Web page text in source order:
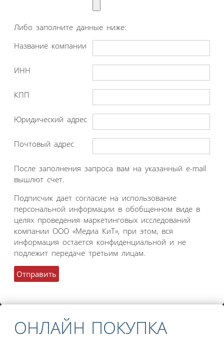
Либо заполните данные ниже:
Название компании
ИНН
КПП
Юридический адрес
Почтовый адрес
После заполнения запроса вам на указанный e-mail
вышлют счет.
Подписчик дает согласие на использование
персональной информации в обобщенном виде в
целях проведения маркетинговых исследований
компании ООО «Медиа КиТ», при этом, вся
информация остается конфиденциальной и не
подлежит передаче третьим лицам.
ОНЛАЙН ПОКУПКА